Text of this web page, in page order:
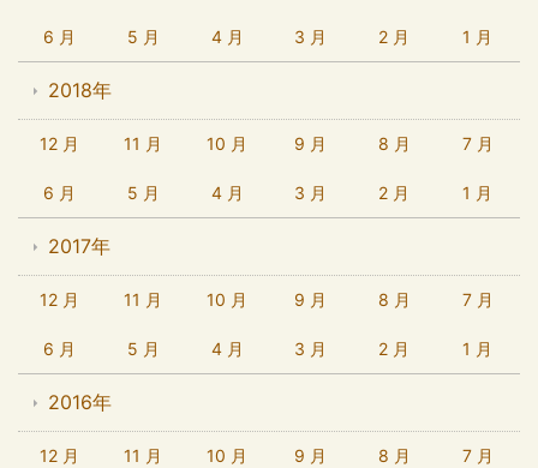
6 月 5 月 4 月 3 月 2 月 1 月
2018年
12 月 11 月 10 月 9 月 8 月 7 月
6 月 5 月 4 月 3 月 2 月 1 月
2017年
12 月 11 月 10 月 9 月 8 月 7 月
6 月 5 月 4 月 3 月 2 月 1 月
2016年
12 月 11 月 10 月 9 月 8 月 7 月